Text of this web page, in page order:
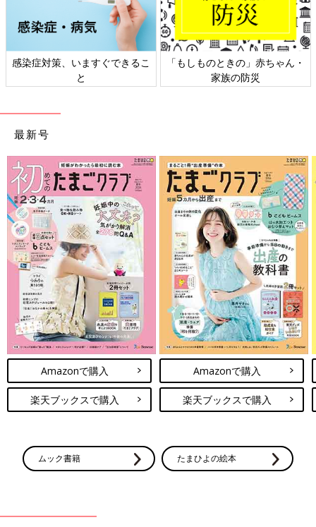
も忘れてないよ』という『気遣い』ほど嬉しいものはありませ
ん。お金をかけなくても、じじばば世代を喜ばせる方法はあるよ
ってことも覚えていてくださいね。
私も孫のいる年齢になって思うんですが、孫の成長はプライスレ
スな喜び。事実、本日も私は爺さん（夫）と孫の動画を見て元気
滞在費を渡す・渡さない、お土産だけに留める・手ぶらで行くな
方法を選べばいいのではないかなと思います。
要はギブ＆テイクのバランスが極端に偏らないようにするのがコ
ツ。自分なりの方法で、上手にバランスを取ってみてください
ね」（鳥居りんこさん）
“いいお嫁さん”を無理して頑張らない、
義実家の台所には入らない……クール化
が進む!?令和の嫁事情
「たまひよ」アプリユーザーに「義実家に対し
て、やたらと『いい嫁』『いい婿』を頑張って
しまうことはありますか？」と、質問。「頑張
っていない」は半数を超え、「頑張ってしま
う」32％を上回りました。また「義実家での台
所のお手伝い」では、約80％が「基本的には台
所に入らない」と、回答。クールな令和の嫁事
情が垣間見えてきました。二児の母で子育てア
ドバイザーの長島ともこさんに聞きました。
わが家では家族にお金は必要ないのですが、美味しいお土産なし
では、家に入れてもらえません（笑）。パンは必須で、お茶菓子
や紅茶などなど、喜んでもらえるお土産探しは、日頃からかかせ
ません。
（取材・文／酒井範子、たまひよONLINE編集部）
※文中のコメントは「たまひよ」アプリユーザーから集めた体験
※調査は2025年2月実施の「まいにちのたまひよ」アプリユーザ
ーに実施ししたものです。（有効回答数156人）
鳥居りんこさん
感染症対策、いますぐできるこ
と
「もしものときの」赤ちゃん・
家族の防災
最新号
Amazonで購入
楽天ブックスで購入
Amazonで購入
楽天ブックスで購入
ムック書籍 たまひよの絵本